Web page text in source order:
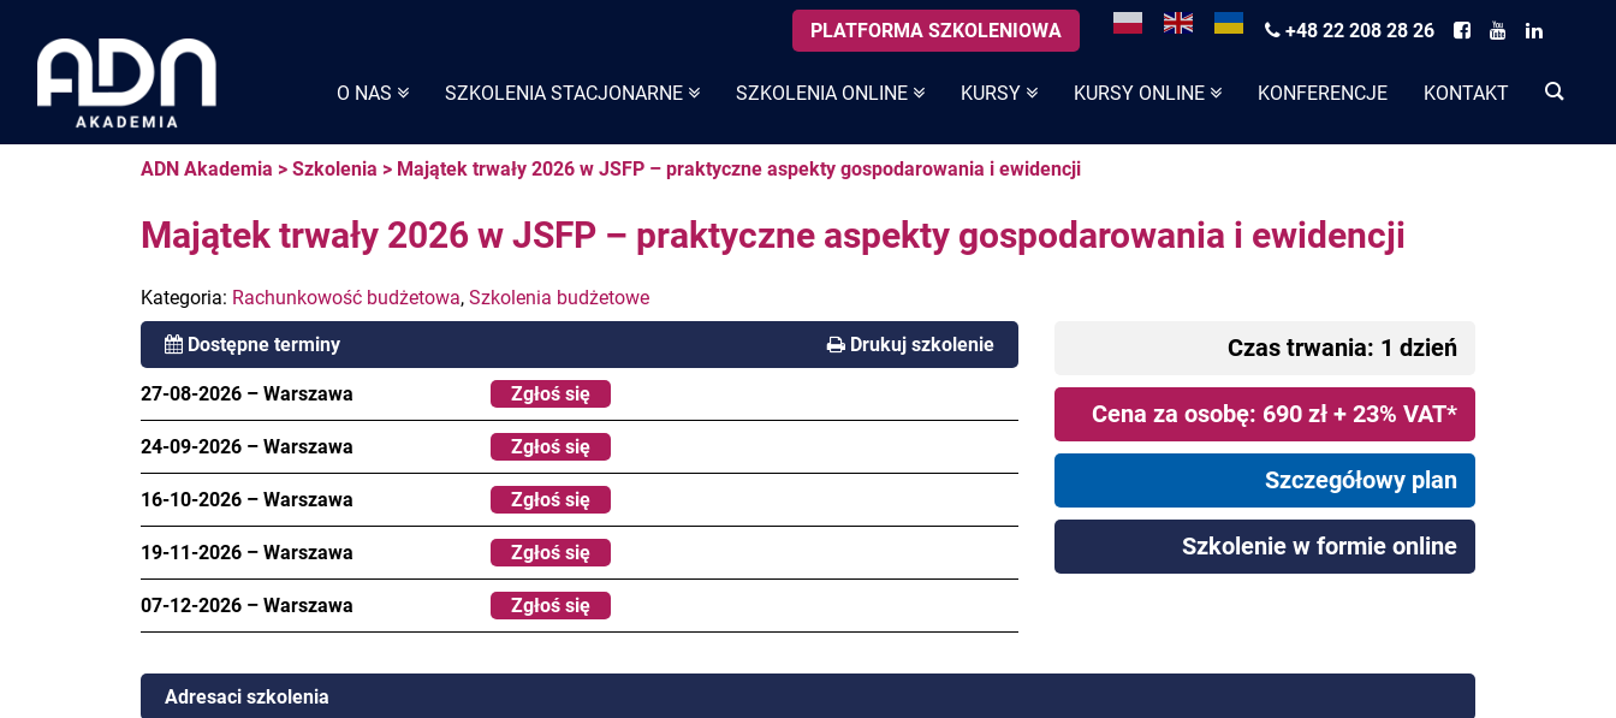
O NAS SZKOLENIA STACJONARNE SZKOLENIA ONLINE KURSY KURSY ONLINE KONFERENCJE KONTAKT
content
PLATFORMA SZKOLENIOWA +48 22 208 28 26
ADN Akademia > Szkolenia > Majątek trwały 2026 w JSFP – praktyczne aspekty gospodarowania i ewidencji
Majątek trwały 2026 w JSFP – praktyczne aspekty gospodarowania i ewidencji
Kategoria: Rachunkowość budżetowa, Szkolenia budżetowe
Dostępne terminy Drukuj szkolenie
27-08-2026 – Warszawa Zgłoś się
24-09-2026 – Warszawa Zgłoś się
16-10-2026 – Warszawa Zgłoś się
19-11-2026 – Warszawa Zgłoś się
07-12-2026 – Warszawa Zgłoś się
Czas trwania: 1 dzień
Cena za osobę: 690 zł + 23% VAT*
Szczegółowy plan
Szkolenie w formie online
Adresaci szkolenia